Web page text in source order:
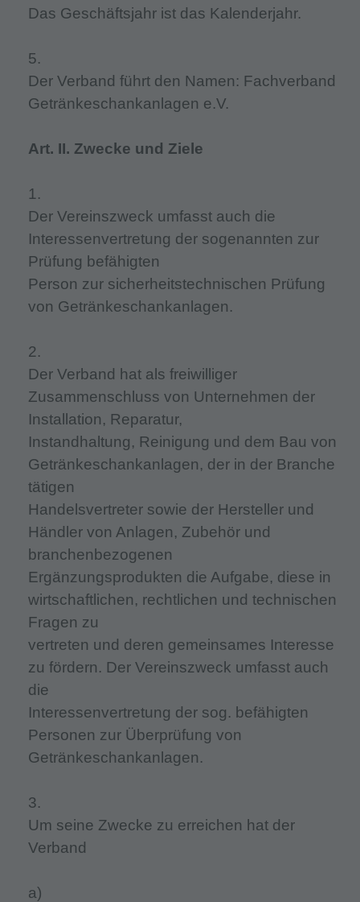
Das Geschäftsjahr ist das Kalenderjahr.
5.
Der Verband führt den Namen: Fachverband
Getränkeschankanlagen e.V.
Art. II. Zwecke und Ziele
1.
Der Vereinszweck umfasst auch die
Interessenvertretung der sogenannten zur
Prüfung befähigten
Person zur sicherheitstechnischen Prüfung
von Getränkeschankanlagen.
2.
Der Verband hat als freiwilliger
Zusammenschluss von Unternehmen der
Installation, Reparatur,
Instandhaltung, Reinigung und dem Bau von
Getränkeschankanlagen, der in der Branche
tätigen
Handelsvertreter sowie der Hersteller und
Händler von Anlagen, Zubehör und
branchenbezogenen
Ergänzungsprodukten die Aufgabe, diese in
wirtschaftlichen, rechtlichen und technischen
Fragen zu
vertreten und deren gemeinsames Interesse
zu fördern. Der Vereinszweck umfasst auch
die
Interessenvertretung der sog. befähigten
Personen zur Überprüfung von
Getränkeschankanlagen.
3.
Um seine Zwecke zu erreichen hat der
Verband
a)